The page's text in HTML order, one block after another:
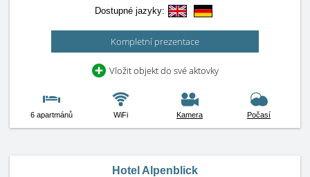
Dostupné jazyky:
Kompletní prezentace
Vložit objekt do své aktovky
6 apartmánů WiFi Kamera Počasí
Hotel Alpenblick